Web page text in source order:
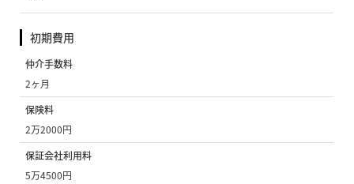
初期費用
仲介手数料
2ヶ月
保険料
2万2000円
保証会社利用料
5万4500円